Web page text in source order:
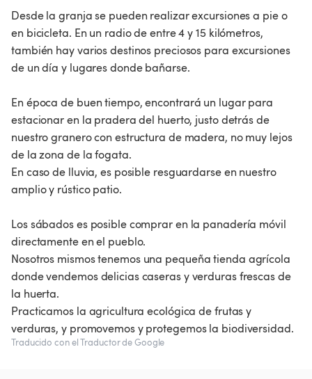
Desde la granja se pueden realizar excursiones a pie o
en bicicleta. En un radio de entre 4 y 15 kilómetros,
también hay varios destinos preciosos para excursiones
de un día y lugares donde bañarse.
En época de buen tiempo, encontrará un lugar para
estacionar en la pradera del huerto, justo detrás de
nuestro granero con estructura de madera, no muy lejos
de la zona de la fogata.
En caso de lluvia, es posible resguardarse en nuestro
amplio y rústico patio.
Los sábados es posible comprar en la panadería móvil
directamente en el pueblo.
Nosotros mismos tenemos una pequeña tienda agrícola
donde vendemos delicias caseras y verduras frescas de
la huerta.
Practicamos la agricultura ecológica de frutas y
verduras, y promovemos y protegemos la biodiversidad.
Traducido con el Traductor de Google